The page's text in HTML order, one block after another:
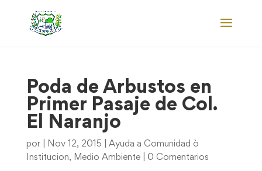
Poda de Arbustos en
Primer Pasaje de Col.
El Naranjo
por Nov 12, 2015
Ayuda a Comunidad ò
Institucion, Medio Ambiente| 0 Comentarios